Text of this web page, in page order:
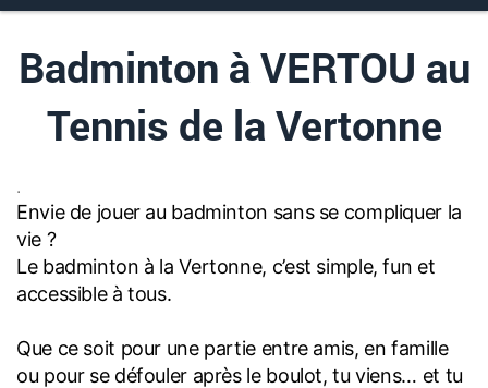
Badminton à VERTOU au
Tennis de la Vertonne
.
Envie de jouer au badminton sans se compliquer la
vie ?
Le badminton à la Vertonne, c’est simple, fun et
accessible à tous.
Que ce soit pour une partie entre amis, en famille
ou pour se défouler après le boulot, tu viens… et tu